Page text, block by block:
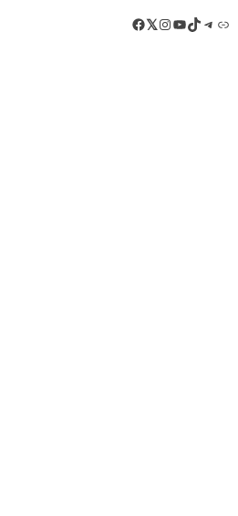
Facebook
LinkedIn
Instagram
YouTube
TikTok